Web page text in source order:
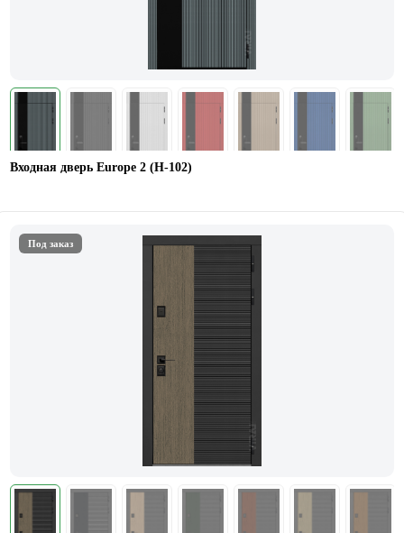
Входная дверь Europe 2 (Н-102)
Под заказ